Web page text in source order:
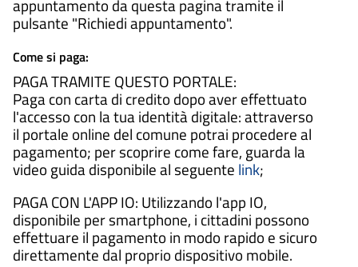
appuntamento da questa pagina tramite il
pulsante "Richiedi appuntamento".
Come si paga:
PAGA TRAMITE QUESTO PORTALE:
Paga con carta di credito dopo aver effettuato
l'accesso con la tua identità digitale: attraverso
il portale online del comune potrai procedere al
pagamento; per scoprire come fare, guarda la
video guida disponibile al seguente link;
PAGA CON L'APP IO: Utilizzando l'app IO,
disponibile per smartphone, i cittadini possono
effettuare il pagamento in modo rapido e sicuro
direttamente dal proprio dispositivo mobile.